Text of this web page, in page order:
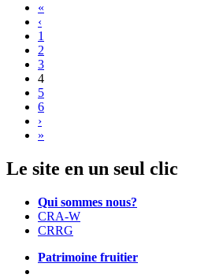
«
‹
1
2
3
4
5
6
›
»
Le site en un seul clic
Qui sommes nous?
CRA-W
CRRG
Patrimoine fruitier